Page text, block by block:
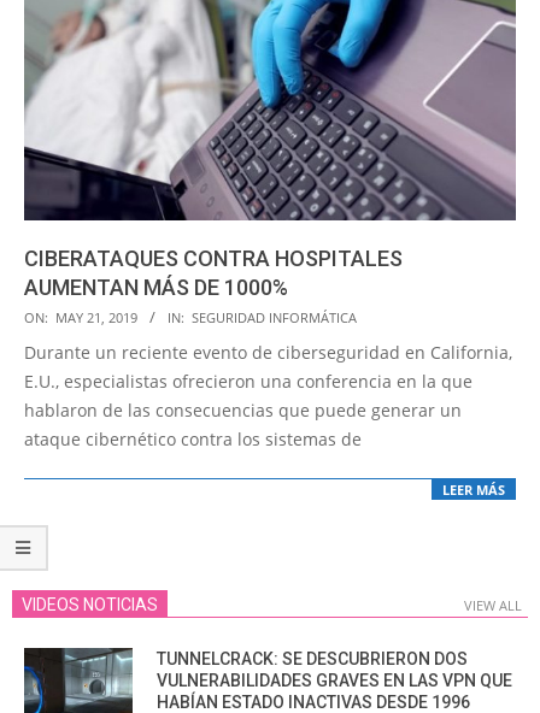
CIBERATAQUES CONTRA HOSPITALES
AUMENTAN MÁS DE 1000%
2019-
05-
21
ON: MAY 21, 2019 IN: SEGURIDAD INFORMÁTICA
Durante un reciente evento de ciberseguridad en California,
E.U., especialistas ofrecieron una conferencia en la que
hablaron de las consecuencias que puede generar un
ataque cibernético contra los sistemas de
LEER MÁS
VIDEOS NOTICIAS VIEW ALL
TUNNELCRACK: SE DESCUBRIERON DOS
VULNERABILIDADES GRAVES EN LAS VPN QUE
HABÍAN ESTADO INACTIVAS DESDE 1996